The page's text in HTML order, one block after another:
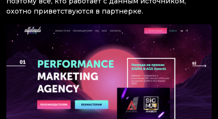
охотно приветствуются в партнерке.